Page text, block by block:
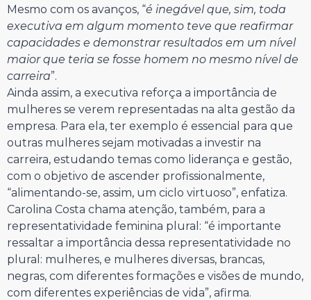
Mesmo com os avanços, “é inegável que, sim, toda
executiva em algum momento teve que reafirmar
capacidades e demonstrar resultados em um nível
maior que teria se fosse homem no mesmo nível de
carreira”.
Ainda assim, a executiva reforça a importância de
mulheres se verem representadas na alta gestão da
empresa. Para ela, ter exemplo é essencial para que
outras mulheres sejam motivadas a investir na
carreira, estudando temas como liderança e gestão,
com o objetivo de ascender profissionalmente,
“alimentando-se, assim, um ciclo virtuoso”, enfatiza.
Carolina Costa chama atenção, também, para a
representatividade feminina plural: “é importante
ressaltar a importância dessa representatividade no
plural: mulheres, e mulheres diversas, brancas,
negras, com diferentes formações e visões de mundo,
com diferentes experiências de vida”, afirma.